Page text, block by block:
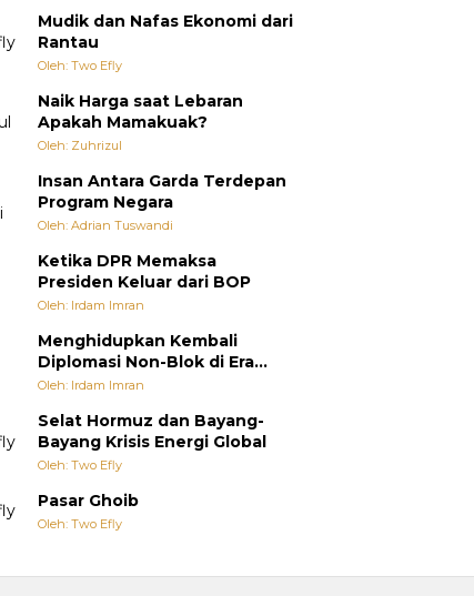
Mudik dan Nafas Ekonomi dari
Rantau
Oleh: Two Efly
Naik Harga saat Lebaran
Apakah Mamakuak?
Oleh: Zuhrizul
Insan Antara Garda Terdepan
Program Negara
Oleh: Adrian Tuswandi
Ketika DPR Memaksa
Presiden Keluar dari BOP
Oleh: Irdam Imran
Menghidupkan Kembali
Diplomasi Non-Blok di Era
Multipolar
Oleh: Irdam Imran
Selat Hormuz dan Bayang-
Bayang Krisis Energi Global
Oleh: Two Efly
Pasar Ghoib
Oleh: Two Efly